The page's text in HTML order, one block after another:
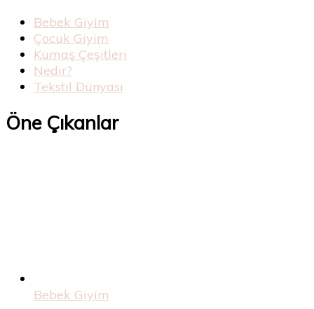
Bebek Giyim
Çocuk Giyim
Kumaş Çeşitleri
Nedir?
Tekstil Dünyası
Öne Çıkanlar
Bebek Giyim